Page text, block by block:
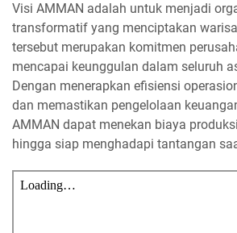
Visi AMMAN adalah untuk menjadi
transformatif yang menciptakan
tersebut merupakan komitmen
mencapai keunggulan dalam seluruh
Dengan menerapkan efisiensi
dan memastikan pengelolaan
AMMAN dapat menekan biaya
hingga siap menghadapi tantangan